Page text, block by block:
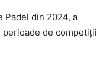
Padel din 2024, a
de competiții